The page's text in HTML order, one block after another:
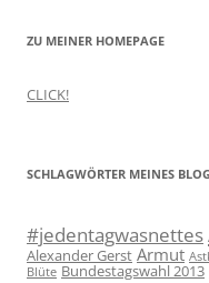
ZU MEINER HOMEPAGE
CLICK!
SCHLAGWÖRTER MEINES
#jedentagwasnettes
Alexander Gerst Armut
Blüte Bundestagswahl 2013